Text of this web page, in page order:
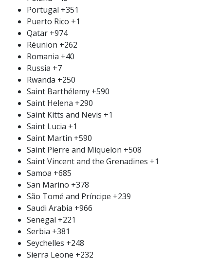
Portugal +351
Puerto Rico +1
Qatar +974
Réunion +262
Romania +40
Russia +7
Rwanda +250
Saint Barthélemy +590
Saint Helena +290
Saint Kitts and Nevis +1
Saint Lucia +1
Saint Martin +590
Saint Pierre and Miquelon +508
Saint Vincent and the Grenadines +1
Samoa +685
San Marino +378
São Tomé and Príncipe +239
Saudi Arabia +966
Senegal +221
Serbia +381
Seychelles +248
Sierra Leone +232